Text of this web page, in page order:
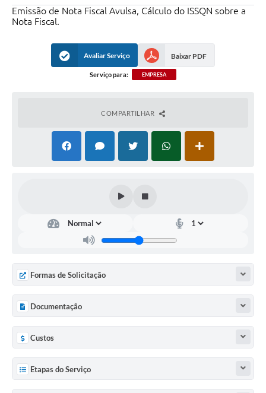
Governança
A Nossa Cidade
A Prefeitura
Patrimônio Cultural
Carta de Serviços
Acesso à Informação
Contato
Emissão de Nota Fiscal Avulsa, Cálculo do ISSQN sobre a
Nota Fiscal.
Avaliar Serviço Baixar PDF
Serviço para: EMPRESA
COMPARTILHAR
Formas de Solicitação
Documentação
Custos
Etapas do Serviço